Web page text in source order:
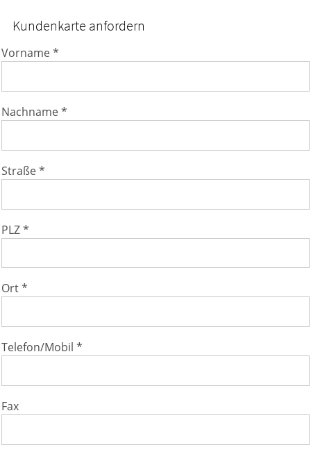
Kundenkarte anfordern
Vorname *
Nachname *
Straße *
PLZ *
Ort *
Telefon/Mobil *
Fax